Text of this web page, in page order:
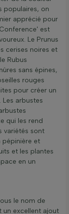
populaires, on
apprécié pour
est
Le Prunus
cerises noires et
Rubus
sans épines,
rouges
pour créer un
arbustes
qui les rend
variétés sont
pépinière et
et les plantes
en un
le nom de
un excellent ajout